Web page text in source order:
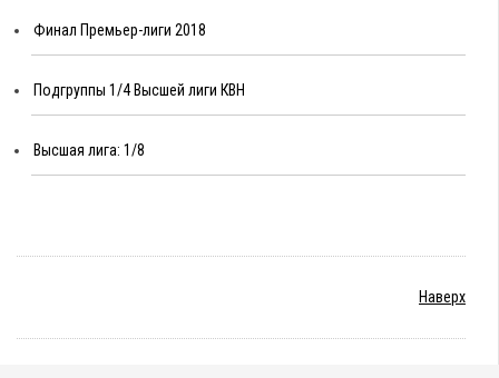
Финал Премьер-лиги 2018
Подгруппы 1/4 Высшей лиги КВН
Высшая лига: 1/8
Наверх